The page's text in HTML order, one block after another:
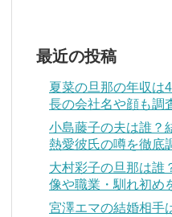
最近の投稿
夏菜の旦那の年収は
長の会社名や顔も調
小島藤子の夫は誰？
熱愛彼氏の噂を徹底
大村彩子の旦那は誰
像や職業・馴れ初め
宮澤エマの結婚相手